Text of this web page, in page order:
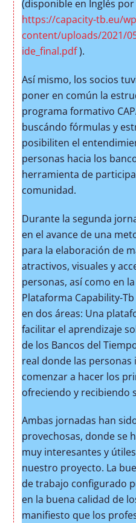
(disponible en Inglés
https://capacity-tb.eu/
content/uploads/2021/
ide_final.pdf).
Así mismo, los socios
poner en común la
programa formativo
buscándo fórmulas y
posibiliten el
personas hacia los
herramienta de
comunidad.
Durante la segunda
en el avance de una
para la elaboración de
atractivos, visuales y
personas, así como en
Plataforma Capability-
en dos áreas: Una
facilitar el aprendizaje
de los Bancos del
real donde las
comenzar a hacer los
ofreciendo y recibiendo
Ambas jornadas han
provechosas, donde se
muy interesantes y
nuestro proyecto. La
de trabajo configurado
en la buena calidad de
manifiesto que los